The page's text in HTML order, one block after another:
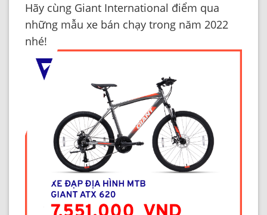
Hãy cùng Giant International điểm qua
những mẫu xe bán chạy trong năm 2022
nhé!